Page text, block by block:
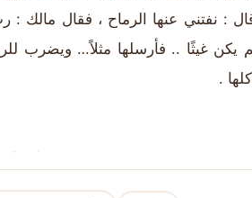
: نفتني عنها الرماح ، فقال مالك
يكن غيثًا .. فأرسلها مثلاً… ويضرب
.
· ·